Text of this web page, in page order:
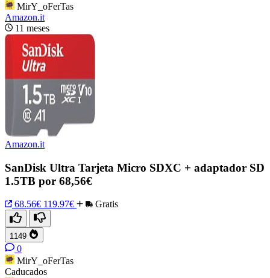
MirY_oFerTas
Amazon.it
11 meses
Amazon.it
SanDisk Ultra Tarjeta Micro SDXC + adaptador SD
1.5TB por 68,56€
68.56€ 119.97€ Gratis
1149
0
MirY_oFerTas
Caducados